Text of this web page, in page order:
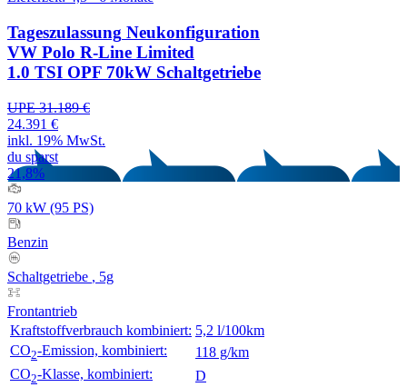
Tageszulassung Neukonfiguration
VW Polo R-Line Limited
1.0 TSI OPF 70kW Schaltgetriebe
UPE 31.189 €
24.391 €
inkl. 19% MwSt.
du sparst
21,8%
70 kW (95 PS)
Benzin
Schaltgetriebe , 5g
Frontantrieb
Kraftstoffverbrauch kombiniert: 5,2 l/100km
CO2-Emission, kombiniert:
118 g/km
CO2-Klasse, kombiniert:
D